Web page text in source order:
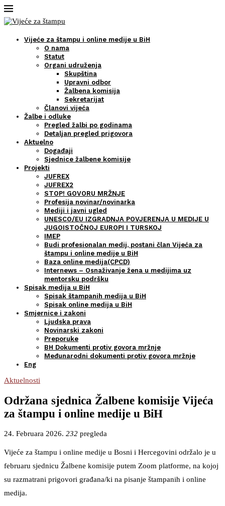
Vijeće za štampu i online medije u BiH
O nama
Statut
Organi udruženja
Skupština
Upravni odbor
Žalbena komisija
Sekretarijat
Članovi vijeća
Žalbe i odluke
Pregled žalbi po godinama
Detaljan pregled prigovora
Aktuelno
Događaji
Sjednice žalbene komisije
Projekti
JUFREX
JUFREX2
STOP! GOVORU MRŽNJE
Profesija novinar/novinarka
Mediji i javni ugled
UNESCO/EU IZGRADNJA POVJERENJA U MEDIJE U
JUGOISTOČNOJ EUROPI I TURSKOJ
IMEP
Budi profesionalan medij, postani član Vijeća za
štampu i online medije u BiH
Baza online medija(CPCD)
Internews – Osnaživanje žena u medijima uz
mentorsku podršku
Spisak medija u BiH
Spisak štampanih medija u BiH
Spisak online medija u BiH
Smjernice i zakoni
Ljudska prava
Novinarski zakoni
Preporuke
BH Dokumenti protiv govora mržnje
Međunarodni dokumenti protiv govora mržnje
Eng
Aktuelnosti
Održana sjednica Žalbene komisije Vijeća
za štampu i online medije u BiH
24. Februara 2026. 232 pregleda
Vijeće za štampu i online medije u Bosni i Hercegovini održalo je u
februaru sjednicu Žalbene komisije putem Zoom platforme, na kojoj
su razmatrani prigovori građana/ki na pisanje štampanih i online
medija.